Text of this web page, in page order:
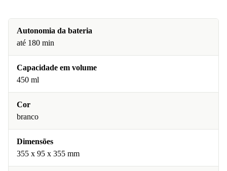
Autonomia da bateria
até 180 min
Capacidade em volume
450 ml
Cor
branco
Dimensões
355 x 95 x 355 mm